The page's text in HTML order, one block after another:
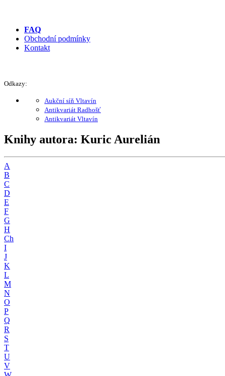
FAQ
Obchodní podmínky
Kontakt
Odkazy:
Aukční síň Vltavín
Antikvariát Radhošť
Antikvariát Vltavín
Knihy autora: Kuric Aurelián
A
B
C
D
E
F
G
H
Ch
I
J
K
L
M
N
O
P
Q
R
S
T
U
V